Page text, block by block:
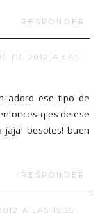
RESPONDER
DE 2012 A LAS
adoro ese tipo de
q es de ese
besotes! buen
RESPONDER
A LAS 15:55